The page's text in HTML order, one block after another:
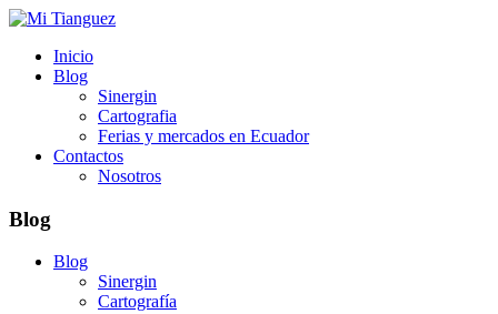
Inicio
Blog
Sinergin
Cartografia
Ferias y mercados en Ecuador
Contactos
Nosotros
Blog
Blog
Sinergin
Cartografía